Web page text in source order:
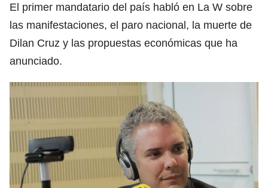
El primer mandatario del país habló en La W sobre
las manifestaciones, el paro nacional, la muerte de
Dilan Cruz y las propuestas económicas que ha
anunciado.